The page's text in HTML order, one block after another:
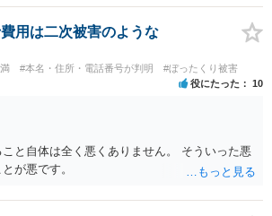
用は二次被害のような
#本名・住所・電話番号が判明 #ぼったくり被害
役にたった 10
と自体は全く悪くありません。 そういった悪
が悪です。